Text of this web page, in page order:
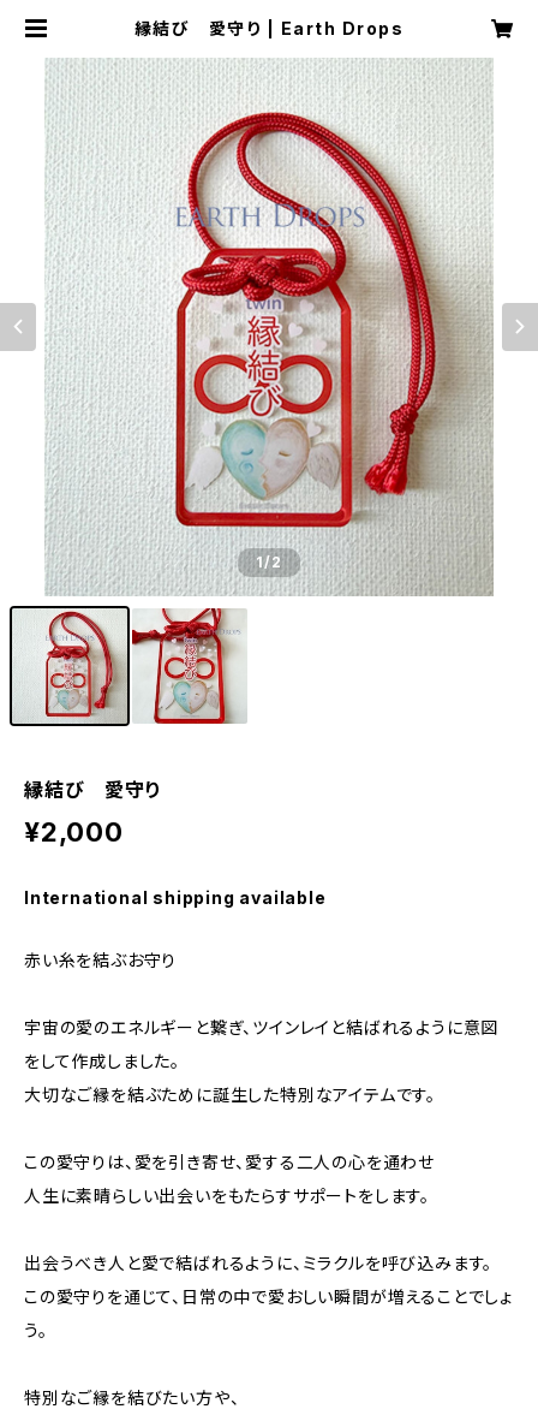
縁結び 愛守り | Earth Drops
1/2
縁結び 愛守り
¥2,000
International shipping available
赤い糸を結ぶお守り
宇宙の愛のエネルギーと繋ぎ、ツインレイと結ばれるように意図
をして作成しました。
大切なご縁を結ぶために誕生した特別なアイテムです。
この愛守りは、愛を引き寄せ、愛する二人の心を通わせ
人生に素晴らしい出会いをもたらすサポートをします。
出会うべき人と愛で結ばれるように、ミラクルを呼び込みます。
この愛守りを通じて、日常の中で愛おしい瞬間が増えることでしょ
う。
特別なご縁を結びたい方や、